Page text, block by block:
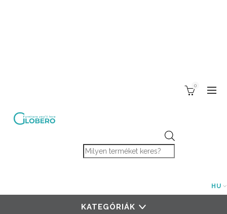
Products search
0
HU
KATEGÓRIÁK